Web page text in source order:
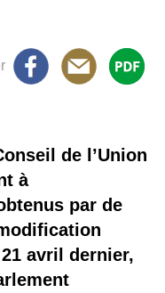
de l’Union
à
par de
avril dernier,